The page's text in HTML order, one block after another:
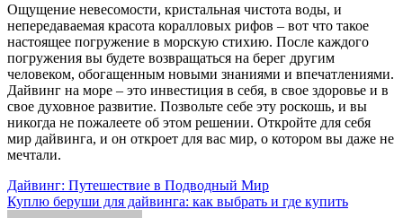
Ощущение невесомости, кристальная чистота воды, и
непередаваемая красота коралловых рифов – вот что такое
настоящее погружение в морскую стихию. После каждого
погружения вы будете возвращаться на берег другим
человеком, обогащенным новыми знаниями и впечатлениями.
Дайвинг на море – это инвестиция в себя, в свое здоровье и в
свое духовное развитие. Позвольте себе эту роскошь, и вы
никогда не пожалеете об этом решении. Откройте для себя
мир дайвинга, и он откроет для вас мир, о котором вы даже не
мечтали.
Навигация
по
Дайвинг: Путешествие в Подводный Мир
Куплю беруши для дайвинга: как выбрать и где купить